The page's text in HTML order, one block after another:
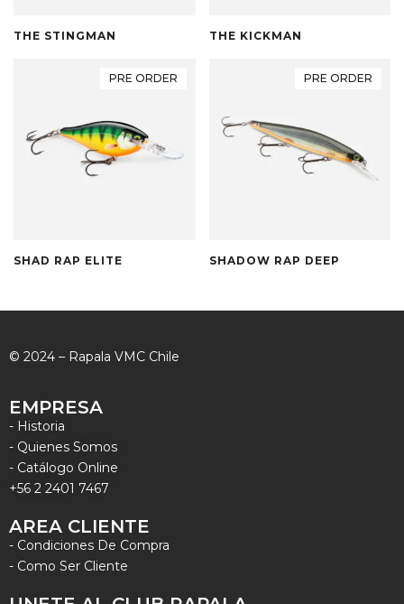
THE STINGMAN THE KICKMAN
PRE ORDER
SHAD RAP ELITE
PRE ORDER
SHADOW RAP DEEP
© 2024 – Rapala VMC Chile
EMPRESA
- Historia
- Quienes Somos
- Catálogo Online
+56 2 2401 7467
AREA CLIENTE
- Condiciones De Compra
- Como Ser Cliente